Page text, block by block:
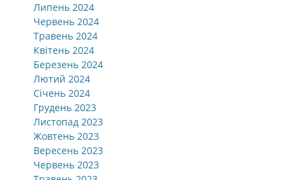
Липень 2024
Червень 2024
Травень 2024
Квітень 2024
Березень 2024
Лютий 2024
Січень 2024
Грудень 2023
Листопад 2023
Жовтень 2023
Вересень 2023
Червень 2023